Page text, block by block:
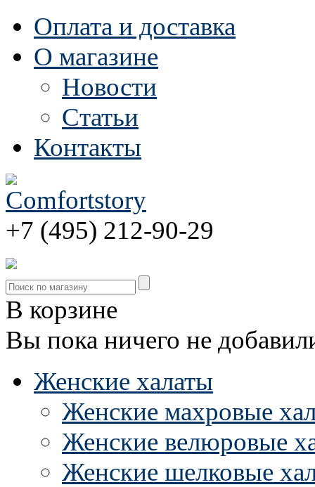
Оплата и доставка
О магазине
Новости
Статьи
Контакты
+7 (495) 212-90-29
В корзине
Вы пока ничего не
Женские халаты
Женские махровые
Женские велюровые
Женские шелковые